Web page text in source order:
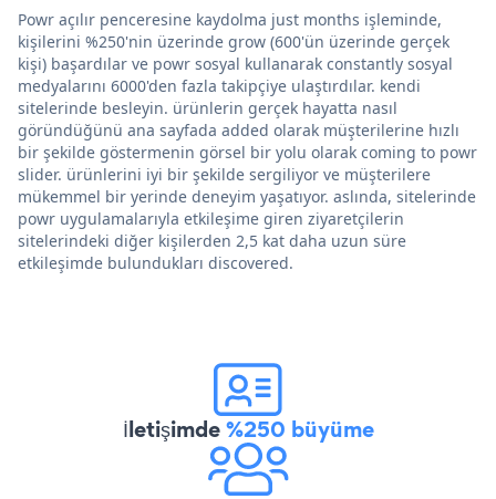
Powr açılır penceresine kaydolma just months işleminde,
kişilerini %250'nin üzerinde grow (600'ün üzerinde gerçek
kişi) başardılar ve powr sosyal kullanarak constantly sosyal
medyalarını 6000'den fazla takipçiye ulaştırdılar. kendi
sitelerinde besleyin. ürünlerin gerçek hayatta nasıl
göründüğünü ana sayfada added olarak müşterilerine hızlı
bir şekilde göstermenin görsel bir yolu olarak coming to powr
slider. ürünlerini iyi bir şekilde sergiliyor ve müşterilere
mükemmel bir yerinde deneyim yaşatıyor. aslında, sitelerinde
powr uygulamalarıyla etkileşime giren ziyaretçilerin
sitelerindeki diğer kişilerden 2,5 kat daha uzun süre
etkileşimde bulundukları discovered.
İletişimde%250 büyüme